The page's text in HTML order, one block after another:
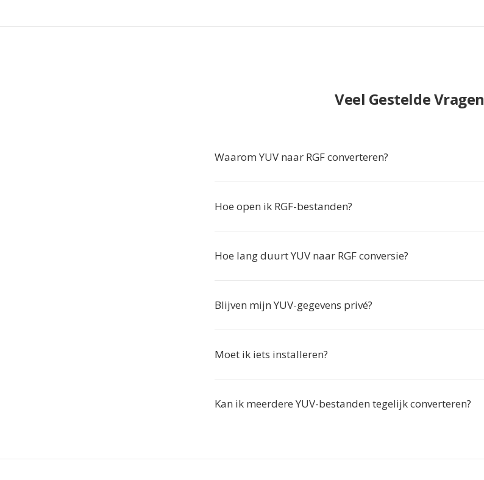
Veel Gestelde Vragen
Waarom YUV naar RGF converteren?
Hoe open ik RGF-bestanden?
Hoe lang duurt YUV naar RGF conversie?
Blijven mijn YUV-gegevens privé?
Moet ik iets installeren?
Kan ik meerdere YUV-bestanden tegelijk converteren?